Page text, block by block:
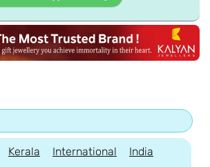
Kerala International India